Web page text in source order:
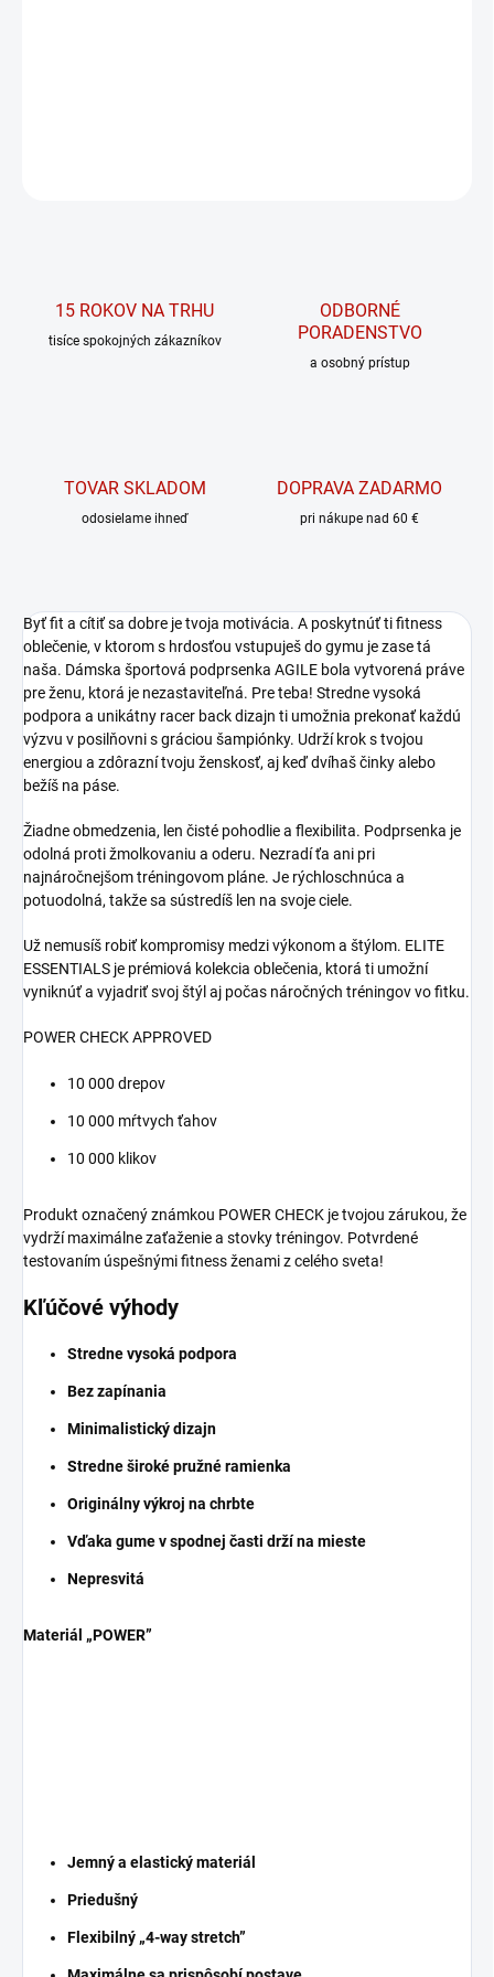
15 ROKOV NA TRHU
tisíce spokojných zákazníkov
ODBORNÉ
PORADENSTVO
a osobný prístup
TOVAR SKLADOM
odosielame ihneď
DOPRAVA ZADARMO
pri nákupe nad 60 €
Byť fit a cítiť sa dobre je tvoja motivácia. A poskytnúť ti fitness
oblečenie, v ktorom s hrdosťou vstupuješ do gymu je zase tá
naša. Dámska športová podprsenka AGILE bola vytvorená práve
pre ženu, ktorá je nezastaviteľná. Pre teba! Stredne vysoká
podpora a unikátny racer back dizajn ti umožnia prekonať každú
výzvu v posilňovni s gráciou šampiónky. Udrží krok s tvojou
energiou a zdôrazní tvoju ženskosť, aj keď dvíhaš činky alebo
bežíš na páse.
Žiadne obmedzenia, len čisté pohodlie a flexibilita. Podprsenka je
odolná proti žmolkovaniu a oderu. Nezradí ťa ani pri
najnáročnejšom tréningovom pláne. Je rýchloschnúca a
potuodolná, takže sa sústredíš len na svoje ciele.
Už nemusíš robiť kompromisy medzi výkonom a štýlom. ELITE
ESSENTIALS je prémiová kolekcia oblečenia, ktorá ti umožní
vyniknúť a vyjadriť svoj štýl aj počas náročných tréningov vo fitku.
POWER CHECK APPROVED
10 000 drepov
10 000 mŕtvych ťahov
10 000 klikov
Produkt označený známkou POWER CHECK je tvojou zárukou, že
vydrží maximálne zaťaženie a stovky tréningov. Potvrdené
testovaním úspešnými fitness ženami z celého sveta!
Kľúčové výhody
Stredne vysoká podpora
Bez zapínania
Minimalistický dizajn
Stredne široké pružné ramienka
Originálny výkroj na chrbte
Vďaka gume v spodnej časti drží na mieste
Nepresvitá
Materiál „POWER”
Jemný a elastický materiál
Priedušný
Flexibilný „4-way stretch”